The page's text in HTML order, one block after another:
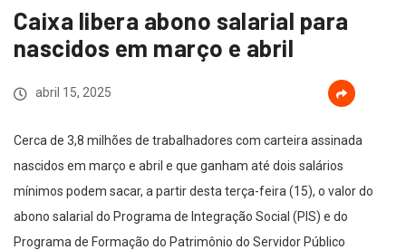
Caixa libera abono salarial para
nascidos em março e abril
abril 15, 2025
Cerca de 3,8 milhões de trabalhadores com carteira assinada
nascidos em março e abril e que ganham até dois salários
mínimos podem sacar, a partir desta terça-feira (15), o valor do
abono salarial do Programa de Integração Social (PIS) e do
Programa de Formação do Patrimônio do Servidor Público